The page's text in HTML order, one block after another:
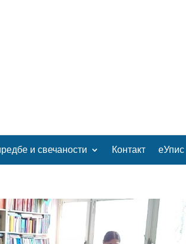
и свечаности Контакт еУпис